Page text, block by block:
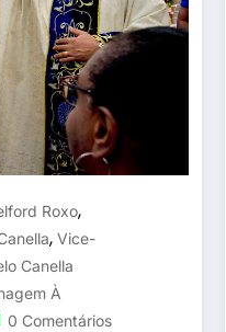
Roxo,
, Vice-
Canella
À
0 Comentários